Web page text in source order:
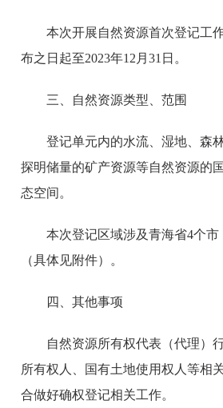
本次开展自然资源首次登记工
布之日起至2023年12月31日。
三、自然资源类型、范围
登记单元内的水流、湿地、森
探明储量的矿产资源等自然资源的
态空间。
本次登记区域涉及青海省4个市
（具体见附件）。
四、其他事项
自然资源所有权代表（代理）
所有权人、国有土地使用权人等相
合做好确权登记相关工作。